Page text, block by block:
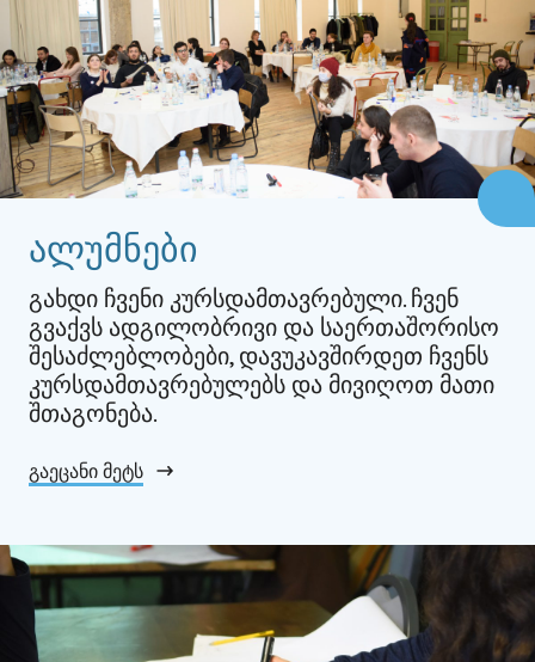
ალუმნები
გახდი ჩვენი კურსდამთავრებული. ჩვენ
გვაქვს ადგილობრივი და საერთაშორისო
შესაძლებლობები, დავუკავშირდეთ ჩვენს
კურსდამთავრებულებს და მივიღოთ მათი
შთაგონება.
გაეცანი მეტს